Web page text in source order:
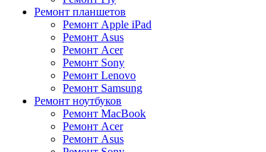
Ремонт планшетов
Ремонт Apple iPad
Ремонт Asus
Ремонт Acer
Ремонт Sony
Ремонт Lenovo
Ремонт Samsung
Ремонт ноутбуков
Ремонт MacBook
Ремонт Acer
Ремонт Asus